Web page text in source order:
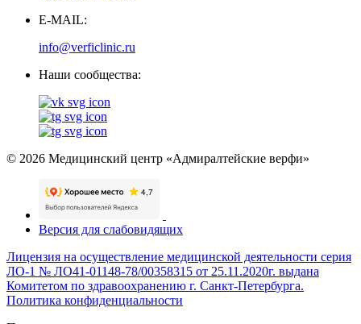
E-MAIL:
info@verficlinic.ru
Наши сообщества:
© 2026 Медицинский центр «Адмиралтейские верфи»
Версия для слабовидящих
Лицензия на осуществление медицинской деятельности серия
ЛО-1 № ЛО41-01148-78/00358315 от 25.11.2020г. выдана
Комитетом по здравоохранению г. Санкт-Петербурга.
Политика конфиденциальности